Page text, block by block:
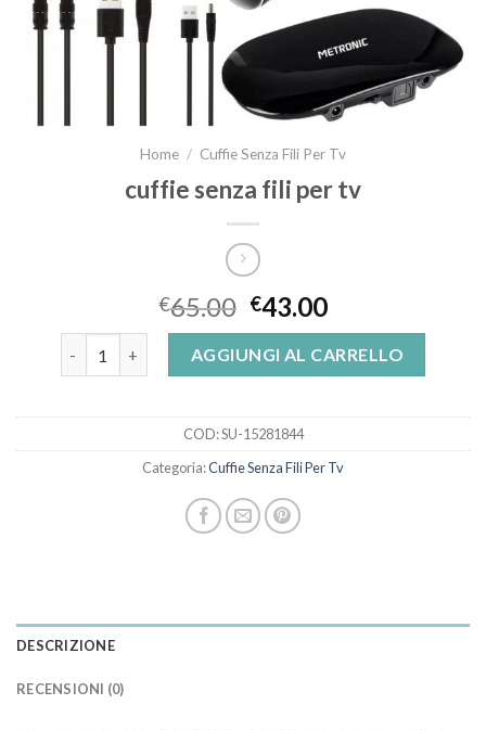
Home / Cuffie Senza Fili Per Tv
cuffie senza fili per tv
€65.00 €43.00
AGGIUNGI AL CARRELLO
COD:SU-15281844
Categoria:Cuffie Senza Fili Per Tv
DESCRIZIONE
RECENSIONI (0)